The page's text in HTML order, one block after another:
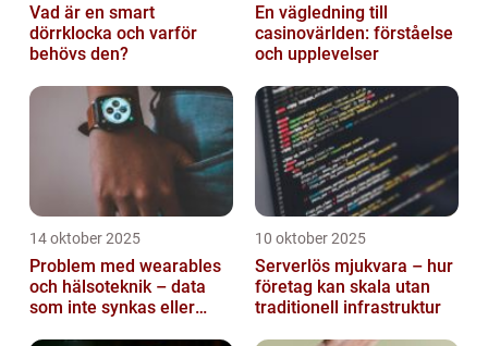
Vad är en smart
dörrklocka och varför
behövs den?
En vägledning till
casinovärlden: förståelse
och upplevelser
14 oktober 2025
Problem med wearables
och hälsoteknik – data
som inte synkas eller
10 oktober 2025
Serverlös mjukvara – hur
företag kan skala utan
traditionell infrastruktur